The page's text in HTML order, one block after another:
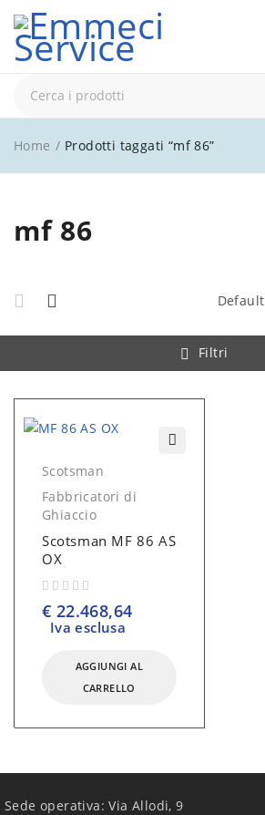
mf 86
Home / Prodotti taggati “mf 86”
Default
Filtri
Scotsman
Fabbricatori di
Ghiaccio
Scotsman MF 86 AS
OX
€ 22.468,64
Iva esclusa
AGGIUNGI AL
CARRELLO
Sede operativa: Via Allodi, 9